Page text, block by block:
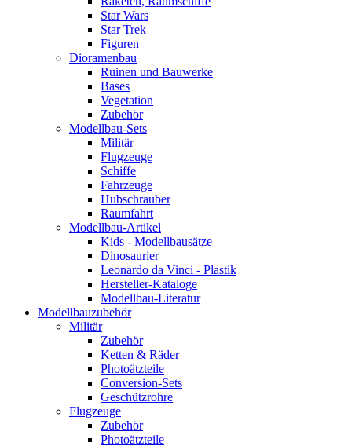
Star Wars
Star Trek
Figuren
Dioramenbau
Ruinen und Bauwerke
Bases
Vegetation
Zubehör
Modellbau-Sets
Militär
Flugzeuge
Schiffe
Fahrzeuge
Hubschrauber
Raumfahrt
Modellbau-Artikel
Kids - Modellbausätze
Dinosaurier
Leonardo da Vinci - Plastik
Hersteller-Kataloge
Modellbau-Literatur
Modellbauzubehör
Militär
Zubehör
Ketten & Räder
Photoätzteile
Conversion-Sets
Geschützrohre
Flugzeuge
Zubehör
Photoätzteile